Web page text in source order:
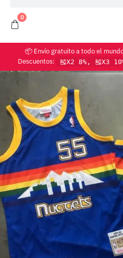
0
📦 Envío gratuito a todo el
Descuentos:
🎽X2 8%, 🎽X3